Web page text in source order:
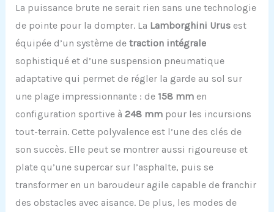
La puissance brute ne serait rien sans une technologie
de pointe pour la dompter. La Lamborghini Urusest
équipée d’un système de traction intégrale
sophistiqué et d’une suspension pneumatique
adaptative qui permet de régler la garde au sol sur
une plage impressionnante : de 158 mmen
configuration sportive à 248 mmpour les incursions
tout-terrain. Cette polyvalence est l’une des clés de
son succès. Elle peut se montrer aussi rigoureuse et
plate qu’une supercar sur l’asphalte, puis se
transformer en un baroudeur agile capable de franchir
des obstacles avec aisance. De plus, les modes de